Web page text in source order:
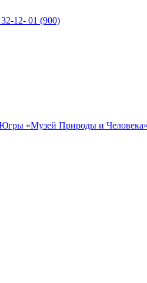
12- 01 (900)
«Музей Природы и Человека»